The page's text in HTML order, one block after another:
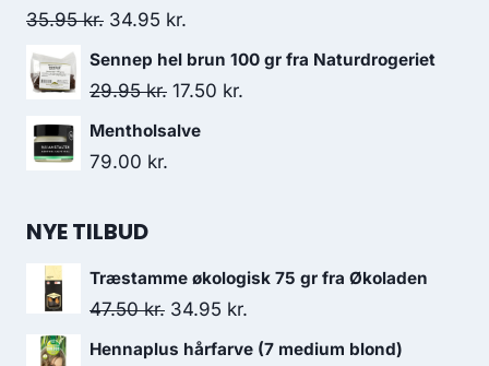
35.95kr. Den
oprindelige
pris
35.95 kr..
34.95 kr.
aktuelle
pris
Sennep hel brun 100 gr fra Naturdrogeriet
29.95kr. Den
oprindelige
17.50 kr.
Mentholsalve
79.00 kr.
NYE TILBUD
Træstamme økologisk 75 gr fra Økoladen
47.50kr. Den
oprindelige
34.95 kr.
aktuelle
Hennaplus hårfarve (7 medium blond)